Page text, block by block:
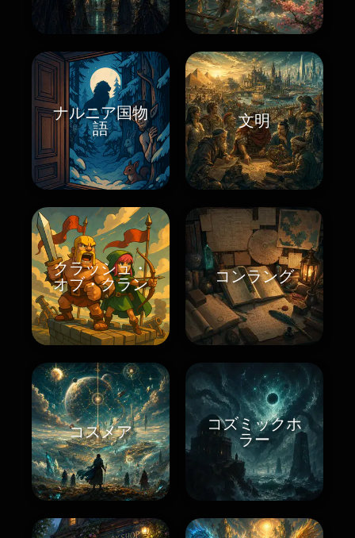
ナルニア国物
語
文明
クラッシュ・
オブ・クラン
コンラング
コスメア
コズミックホ
ラー